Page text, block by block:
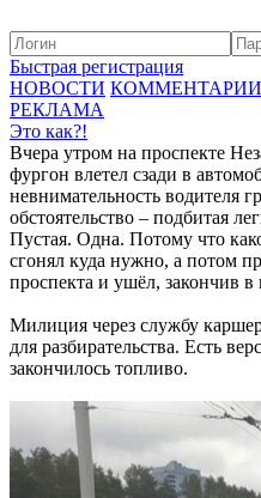
Быстрая регистрация
НОВОСТИ КОММЕНТАРИИ
РЕКЛАМА
Это как?!
Вчера утром на проспекте
фургон влетел сзади в
невнимательность водителя
обстоятельство – подбитая
Пустая. Одна. Потому что
сгонял куда нужно, а потом
проспекта и ушёл, закончив
Милиция через службу
для разбирательства. Есть
закончилось топливо.